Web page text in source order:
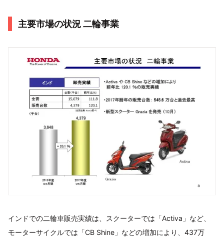
主要市場の状況 二輪事業
インドでの二輪車販売実績は、スクーターでは「Activa」など、
モーターサイクルでは「CB Shine」などの増加により、437万